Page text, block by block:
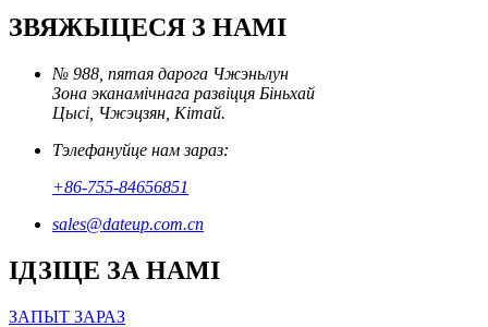
ЗВЯЖЫЦЕСЯ З НАМІ
№ 988, пятая дарога Чжэньлун
Зона эканамічнага развіцця Біньхай
Цысі, Чжэцзян, Кітай.
Тэлефануйце нам зараз:
+86-755-84656851
sales@dateup.com.cn
ІДЗІЦЕ ЗА НАМІ
ЗАПЫТ ЗАРАЗ